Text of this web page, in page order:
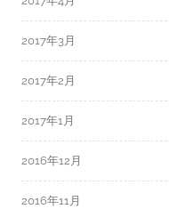
2017年3月
2017年2月
2017年1月
2016年12月
2016年11月